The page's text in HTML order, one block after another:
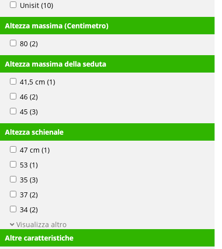
Unisit (10)
Altezza massima (Centimetro)
80 (2)
Altezza massima della seduta
41,5 cm (1)
46 (2)
45 (3)
Altezza schienale
47 cm (1)
53 (1)
35 (3)
37 (2)
34 (2)
Visualizza altro
Altre caratteristiche